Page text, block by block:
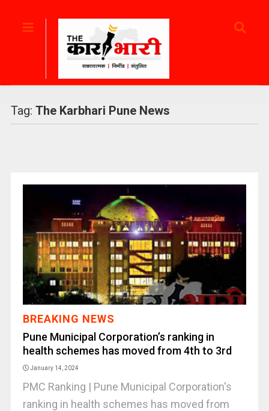
Tag: The Karbhari Pune News
BREAKING NEWS
Pune Municipal Corporation’s ranking in
health schemes has moved from 4th to 3rd
January 14, 2024
PMC Ranking | Pune Municipal Corporation's
ranking in health schemes has moved from